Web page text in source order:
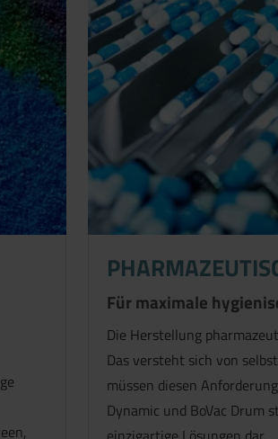
Für maximale
Die Herstellung
Das versteht sich von
müssen diesen
Dynamic und BoVac Drum